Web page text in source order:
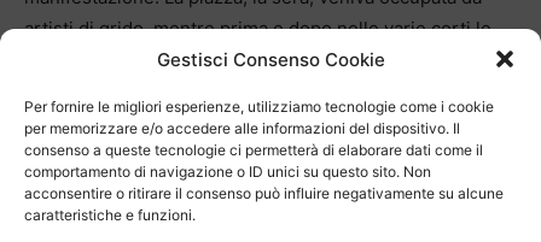
Gestisci Consenso Cookie
Per fornire le migliori esperienze, utilizziamo tecnologie come i cookie
per memorizzare e/o accedere alle informazioni del dispositivo. Il
consenso a queste tecnologie ci permetterà di elaborare dati come il
comportamento di navigazione o ID unici su questo sito. Non
acconsentire o ritirare il consenso può influire negativamente su alcune
caratteristiche e funzioni.
artisti di grido, mentre prima e dopo nelle varie corti le
società offrivano specialità culinarie; anche le corti,
gruppi locali ed esteri. Noi gestimmo la corte di “Fonso
legnamee”: ci toccò attrezzarla con cucina, tavoli,
panchine e palco. Inoltre vi era una cantina. La
trasformammo in “Bar de nuit” dove si servivano pasti